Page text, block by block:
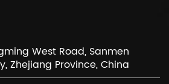
West Road, Sanmen
Zhejiang Province, China